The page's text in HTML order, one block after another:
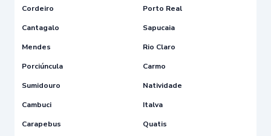
Cordeiro
Porto Real
Cantagalo
Sapucaia
Mendes
Rio Claro
Porciúncula
Carmo
Sumidouro
Natividade
Cambuci
Italva
Carapebus
Quatis